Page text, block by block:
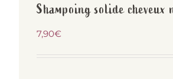
Shampoing solide cheveux
7,90€